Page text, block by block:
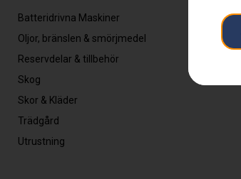
Batteridrivna Maskiner
Oljor, bränslen & smörjmedel
Reservdelar & tillbehör
Skog
Skor & Kläder
Trädgård
Utrustning